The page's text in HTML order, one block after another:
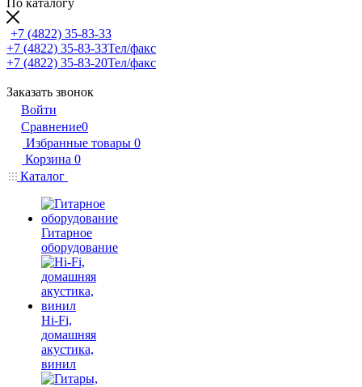
По каталогу
+7 (4822) 35-83-33
+7 (4822) 35-83-33Тел/факс
+7 (4822) 35-83-20Тел/факс
Заказать звонок
Войти
Сравнение0
Избранные товары 0
Корзина 0
Каталог
Гитарное
оборудование
Hi-Fi,
домашняя
акустика,
винил